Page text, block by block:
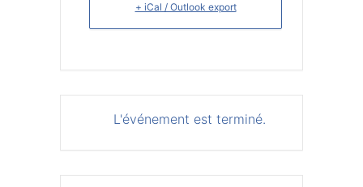
+ iCal / Outlook export
L'événement est terminé.